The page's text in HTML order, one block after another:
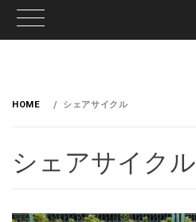
HOME シェアサイクル
シェアサイクル